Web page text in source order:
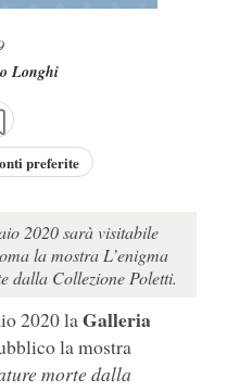
Longhi
preferite
2020 sarà visitabile
la mostra L’enigma
dalla Collezione Poletti.
2020 laGalleria
la mostra
morte dalla